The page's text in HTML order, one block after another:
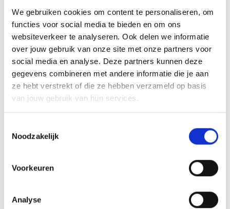
We gebruiken cookies om content te personaliseren, om
functies voor social media te bieden en om ons
websiteverkeer te analyseren. Ook delen we informatie
over jouw gebruik van onze site met onze partners voor
social media en analyse. Deze partners kunnen deze
gegevens combineren met andere informatie die je aan
ze hebt verstrekt of die ze hebben verzameld op basis
van jouw gebruik van hun services.
Noodzakelijk
Voorkeuren
Analyse
me af of dat zo’n grote meerwaarde zou zijn.
Onze .be-site bestaat ook in het Engels, voor
internationale bezoekers. En wie in Frankrijk
naar ons surft, komt automatisch op een
Franse versie van de site uit.” Tip:hier helpen
we ook jou de juiste extensie kiezen .
Via dit stappenplanendeze
aan een ambitieuze naam. Heb je al een leuke
de domeinnaam nog vrij is:
Is het webadres voor jouw idee nog vrij?